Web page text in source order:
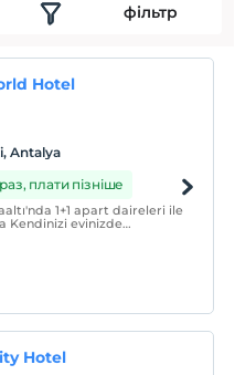
фільтр
Hotel
Antalya
плати пізніше
1+1 apart daireleri ile
Kendinizi evinizde
Hotel